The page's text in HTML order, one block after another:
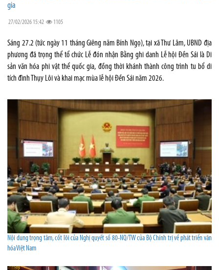
gia
27/02/2026 15:42 1105
Sáng 27.2 (tức ngày 11 tháng Giêng năm Bính Ngọ), tại xã Thư Lâm, UBND địa
phương đã trọng thể tổ chức Lễ đón nhận Bằng ghi danh Lễ hội Đền Sái là Di
sản văn hóa phi vật thể quốc gia, đồng thời khánh thành công trình tu bổ di
tích đình Thụy Lôi và khai mạc mùa lễ hội Đền Sái năm 2026.
Nội dung trọng tâm, cốt lõi của Nghị quyết số 80-NQ/TW của Bộ Chính trị về phát triển văn
hóa Việt Nam